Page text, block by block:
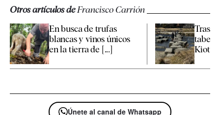
Otros artículos deFrancisco Carrión
En busca de trufas
blancas y vinos únicos
en la tierra de [...]
Tras
Kioto
Únete al canal de Whatsapp